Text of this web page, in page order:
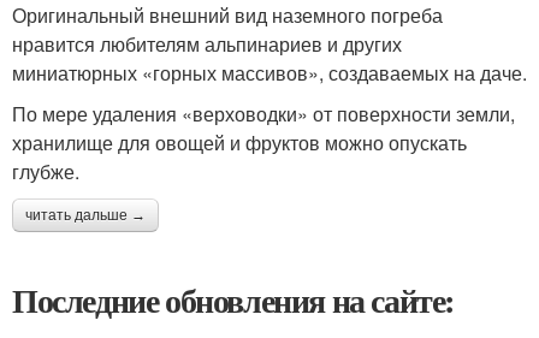
Оригинальный внешний вид наземного погреба
нравится любителям альпинариев и других
миниатюрных «горных массивов», создаваемых на даче.
По мере удаления «верховодки» от поверхности земли,
хранилище для овощей и фруктов можно опускать
глубже.
читать дальше →
Последние обновления на сайте: